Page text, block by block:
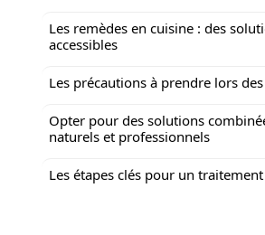
Les remèdes en cuisine : des
accessibles
Les précautions à prendre lors
Opter pour des solutions
naturels et professionnels
Les étapes clés pour un